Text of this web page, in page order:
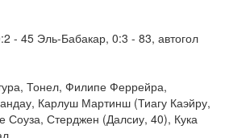
- 45 Эль-Бабакар, 0:3 - 83, автогол
Тонел, Филипе Феррейра,
Карлуш Мартинш (Тиагу Каэйру,
Соуза, Стерджен (Далсиу, 40), Кука